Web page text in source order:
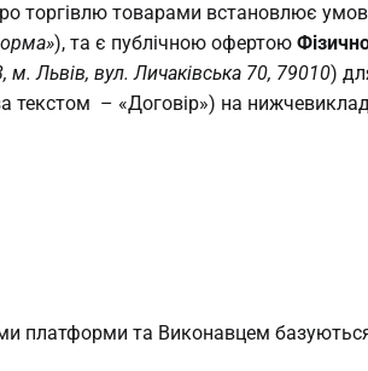
торгівлю товарами встановлює
), та є публічною офертою
м. Львів, вул. Личаківська 70, 79010)
текстом – «Договір») на
платформи та Виконавцем